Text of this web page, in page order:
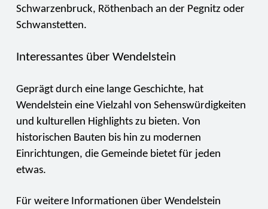
Schwarzenbruck, Röthenbach an der Pegnitz oder
Schwanstetten.
Interessantes über Wendelstein
Geprägt durch eine lange Geschichte, hat
Wendelstein eine Vielzahl von Sehenswürdigkeiten
und kulturellen Highlights zu bieten. Von
historischen Bauten bis hin zu modernen
Einrichtungen, die Gemeinde bietet für jeden
etwas.
Für weitere Informationen über Wendelstein